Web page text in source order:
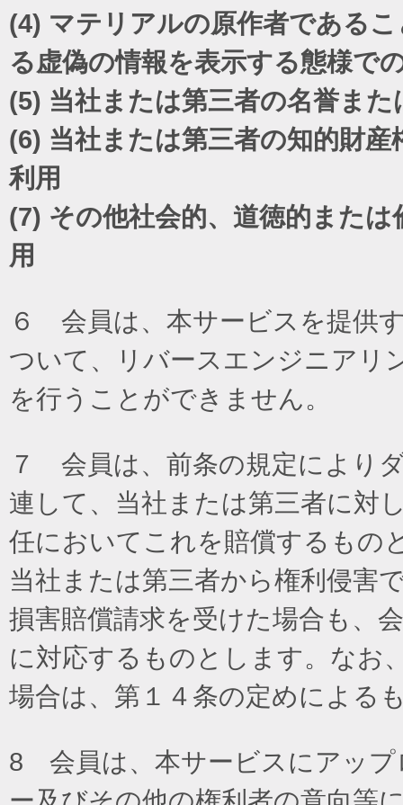
(4) マテリアルの原作者である
る虚偽の情報を表示する態様で
(5) 当社または第三者の名誉ま
(6) 当社または第三者の知的財
利用
(7) その他社会的、道徳的また
用
６ 会員は、本サービスを提供
ついて、リバースエンジニアリ
を行うことができません。
７ 会員は、前条の規定により
連して、当社または第三者に対
任においてこれを賠償するもの
当社または第三者から権利侵害
損害賠償請求を受けた場合も、
に対応するものとします。なお
場合は、第１４条の定めによる
8 会員は、本サービスにアップ